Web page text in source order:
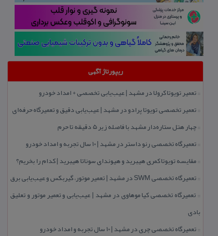
ریپورتاژ آگهی
:: تعمیر تویوتا كرولا در مشهد | عیب‌یابی تخصصی + امداد خودرو
:: تعمیر تخصصی تویوتا پرادو در مشهد | عیب‌یابی دقیق و تعمیرگاه حرفه‌ای
::چهار هتل‌ ستاره‌دار مشهد با فاصله زیر 5 دقیقه تا حرم
:: تعمیرگاه تخصصی رنو داستر در مشهد | ۱۰ سال تجربه و امداد خودرو
:: مقایسه تویوتا كمری هیبرید و هیوندای سوناتا هیبرید | كدام را بخریم؟
:: تعمیرگاه تخصصی SWM در مشهد | تعمیر موتور، گیربكس و عیب‌یابی برق
:: تعمیرگاه تخصصی كیا موهاوی در مشهد | عیب‌یابی و تعمیر موتور و تعلیق
بادی
:: تعمیرگاه تخصصی چری در مشهد | ۱۰ سال تجربه و امداد خودرو